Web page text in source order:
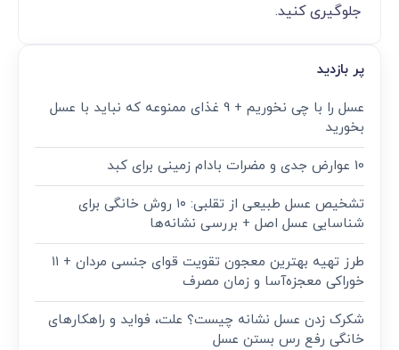
جلوگیری کنید.
پر بازدید
عسل را با چی نخوریم + 9 غذای ممنوعه که نباید با عسل
بخورید
10 عوارض جدی و مضرات بادام زمینی برای کبد
تشخیص عسل طبیعی از تقلبی: ۱۰ روش خانگی برای
شناسایی عسل اصل + بررسی نشانه‌ها
طرز تهیه بهترین معجون تقویت قوای جنسی مردان + ۱۱
خوراکی معجزه‌آسا و زمان مصرف
شکرک زدن عسل نشانه چیست؟ علت، فواید و راهکارهای
خانگی رفع رس بستن عسل